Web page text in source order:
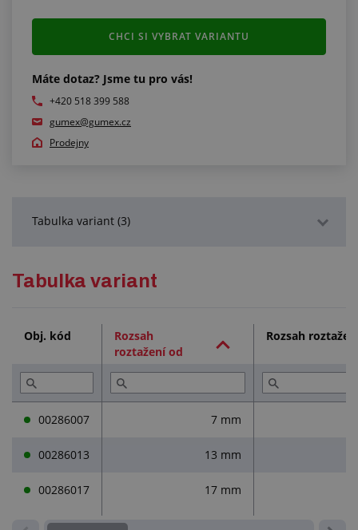
Máte dotaz? Jsme tu pro vás!
+420 518 399 588
gumex@gumex.cz
Prodejny
CHCI SI VYBRAT VARIANTU
Tabulka variant (3)
Tabulka variant
Obj. kód
Rozsah
roztažení od
Rozsah
00286007 7 mm
00286013 13 mm
00286017 17 mm